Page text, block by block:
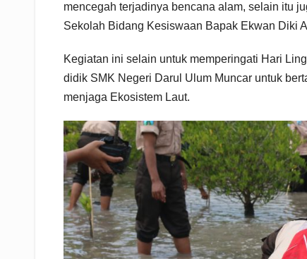
mencegah terjadinya bencana alam, selain itu
Sekolah Bidang Kesiswaan Bapak Ekwan Diki
Kegiatan ini selain untuk memperingati Hari
didik SMK Negeri Darul Ulum Muncar untuk
menjaga Ekosistem Laut.